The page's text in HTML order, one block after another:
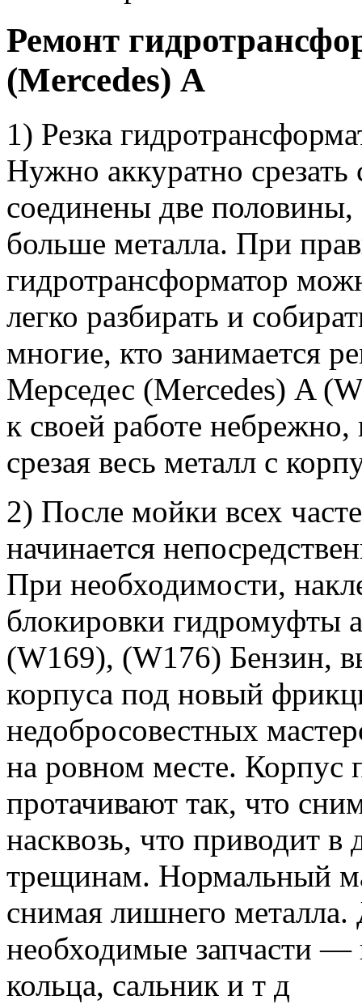
Ремонт
(Mercedes) A
1) Резка
Нужно аккуратно
соединены две половины,
больше металла. При
гидротрансформатор
легко разбирать и
многие, кто занимается
Мерседес (Mercedes) A
к своей работе
срезая весь металл с
2) После мойки всех
начинается
При необходимости,
блокировки гидромуфты
(W169), (W176) Бензин,
корпуса под новый
недобросовестных
на ровном месте.
протачивают так, что
насквозь, что приводит
трещинам. Нормальный
снимая лишнего металла.
необходимые запчасти
кольца, сальник и т д